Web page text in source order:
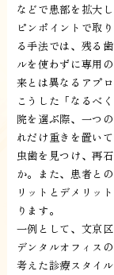
などで患部を拡大
ピンポイントで取
る手法では、残る
ルを使わずに専用
来とは異なるアプ
こうした「なるべ
院を選ぶ際、一つ
れだけ重きを置い
虫歯を見つけ、再
か。また、患者と
リットとデメリッ
ります。
一例として、文京
デンタルオフィス
考えた診療スタイ